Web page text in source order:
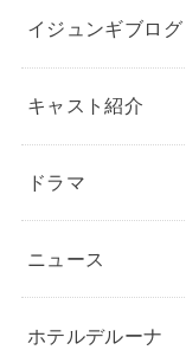
イジュンギブログ
キャスト紹介
ドラマ
ニュース
ホテルデルーナ